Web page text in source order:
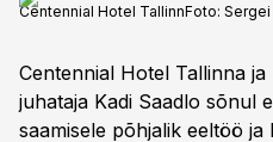
Centennial Hotel TallinnFoto:
Centennial Hotel Tallinna
juhataja Kadi Saadlo sõnul
saamisele põhjalik eeltöö ja